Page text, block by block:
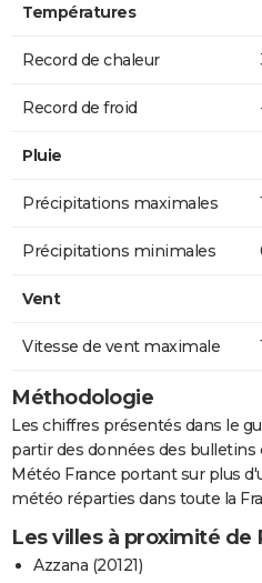
Températures
Record de chaleur
Record de froid
Pluie
Précipitations maximales
Précipitations minimales
Vent
Vitesse de vent maximale
Méthodologie
Les chiffres présentés dans le
partir des données des bulletins
Météo France portant sur plus
météo réparties dans toute la
Les villes à proximité de
Azzana (20121)